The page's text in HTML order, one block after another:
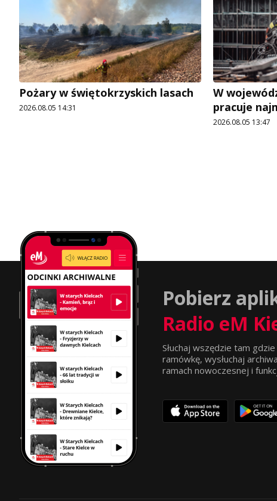
Pożary w świętokrzyskich lasach
2026.08.05 14:31
W
pracuje
2026.08.05 13:47
Pobierz
Radio eM
Słuchaj wszędzie tam
ramówkę, wysłuchaj
ramach nowoczesnej i